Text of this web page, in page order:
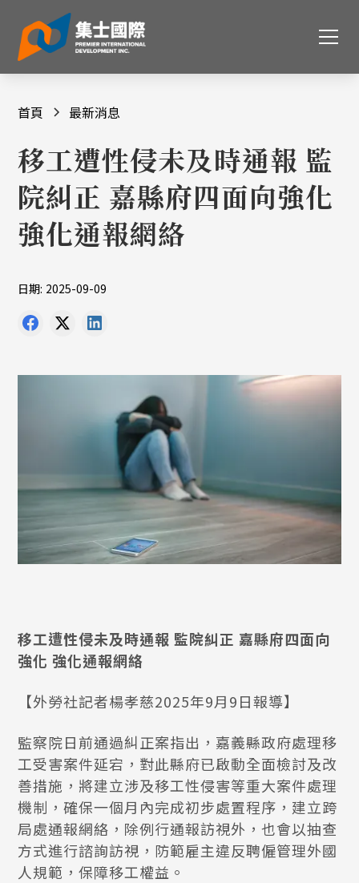
首頁 最新消息
移工遭性侵未及時通報 監
院糾正 嘉縣府四面向強化
強化通報網絡
日期: 2025-09-09
移工遭性侵未及時通報 監院糾正 嘉縣府四面向
強化 強化通報網絡
【外勞社記者楊孝慈2025年9月9日報導】
監察院日前通過糾正案指出，嘉義縣政府處理移
工受害案件延宕，對此縣府已啟動全面檢討及改
善措施，將建立涉及移工性侵害等重大案件處理
機制，確保一個月內完成初步處置程序，建立跨
局處通報網絡，除例行通報訪視外，也會以抽查
方式進行諮詢訪視，防範雇主違反聘僱管理外國
人規範，保障移工權益。